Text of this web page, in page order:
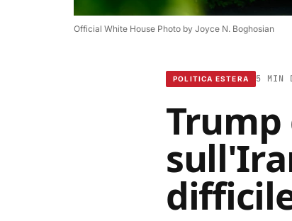
Official White House Photo by Joyce N. Boghosian
POLITICA ESTERA 5 MIN